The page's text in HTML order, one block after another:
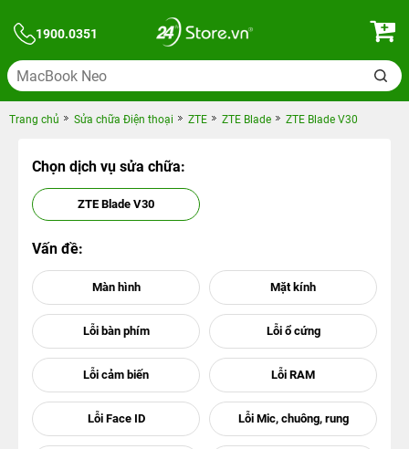
1900.0351
Trang chủ Sửa chữa Điện thoại ZTE ZTE Blade ZTE Blade V30
Chọn dịch vụ sửa chữa:
ZTE Blade V30
Vấn đề: